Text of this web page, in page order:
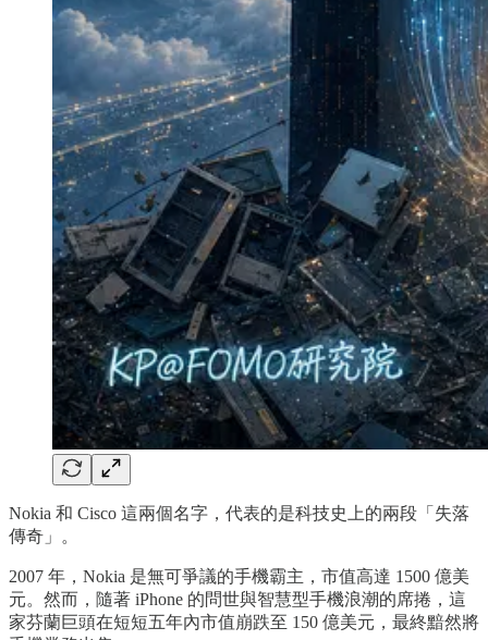
Nokia 和 Cisco 這兩個名字，代表的是科技史上的兩段「失落
傳奇」。
2007 年，Nokia 是無可爭議的手機霸主，市值高達 1500 億美
元。然而，隨著 iPhone 的問世與智慧型手機浪潮的席捲，這
家芬蘭巨頭在短短五年內市值崩跌至 150 億美元，最終黯然將